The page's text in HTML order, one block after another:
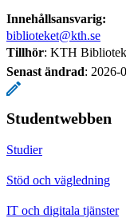
Innehållsansvarig:
biblioteket@kth.se
Tillhör: KTH
Senast ändrad: 2026-
Studentwebben
Studier
Stöd och vägledning
IT och digitala tjänster